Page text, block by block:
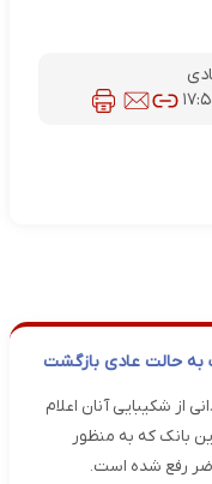
به حالت عادی بازگشت
از شکیبایی آنان اعلام
بانک که به منظور
رفع شده است.